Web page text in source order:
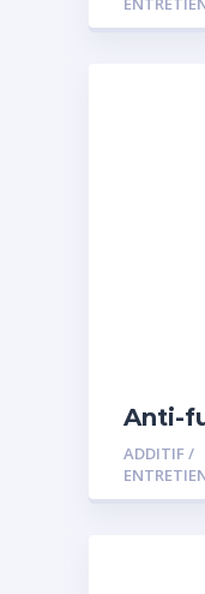
Anti-
pour
ADDITIF /